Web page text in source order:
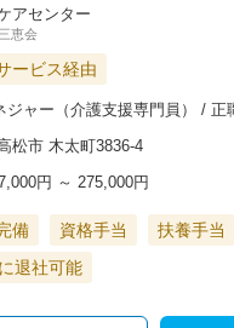
アセンター
恵会
ービス経由
ジャー（介護支援専門員） / 正
松市 木太町3836-4
円 ～275,000円
備 資格手当
扶養手当
退社可能